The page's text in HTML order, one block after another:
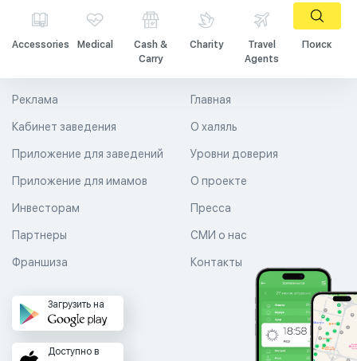
Accessories Medical
Cash &
Carry
Charity
Travel
Agents
Поиск
Главная
О халяль
Уровни доверия
Реклама
Кабинет заведения
Приложение для заведений
Приложение для имамов О проекте
Пресса
СМИ о нас
Контакты
Инвесторам
Партнеры
Франшиза
Загрузить на
Доступно в